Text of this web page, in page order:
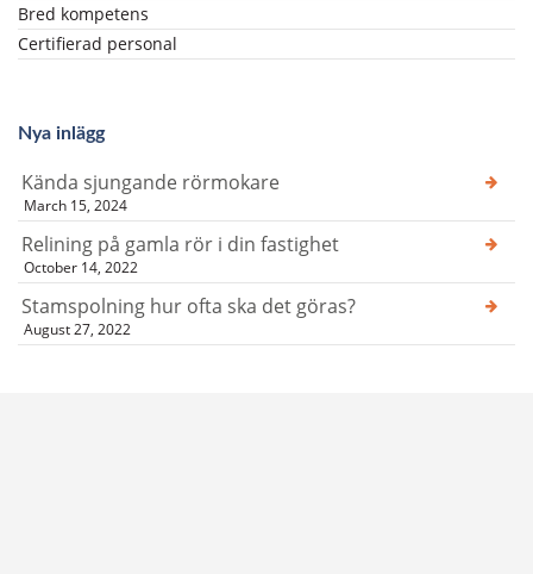
Bred kompetens
Certifierad personal
Nya inlägg
Kända sjungande rörmokare
March 15, 2024
Relining på gamla rör i din fastighet
October 14, 2022
Stamspolning hur ofta ska det göras?
August 27, 2022